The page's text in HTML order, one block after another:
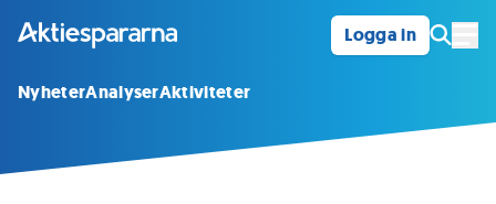
Logga in
NyheterAnalyserAktiviteter